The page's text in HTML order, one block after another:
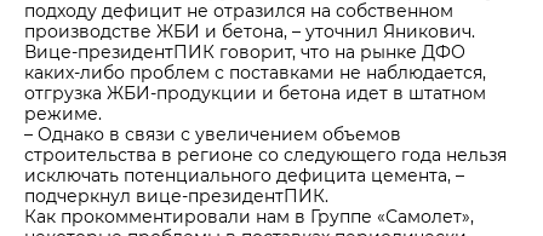
подходу дефицит не отразился на собственном
производстве ЖБИ и бетона, – уточнил Яникович.
Вице-президентПИК говорит, что на рынке ДФО
каких-либо проблем с поставками не наблюдается,
отгрузка ЖБИ-продукции и бетона идет в штатном
режиме.
– Однако в связи с увеличением объемов
строительства в регионе со следующего года нельзя
исключать потенциального дефицита цемента, –
подчеркнул вице-президентПИК.
Как прокомментировали нам в Группе «Самолет»,